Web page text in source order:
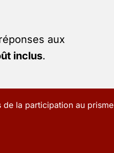
aux
inclus.
de la participation au